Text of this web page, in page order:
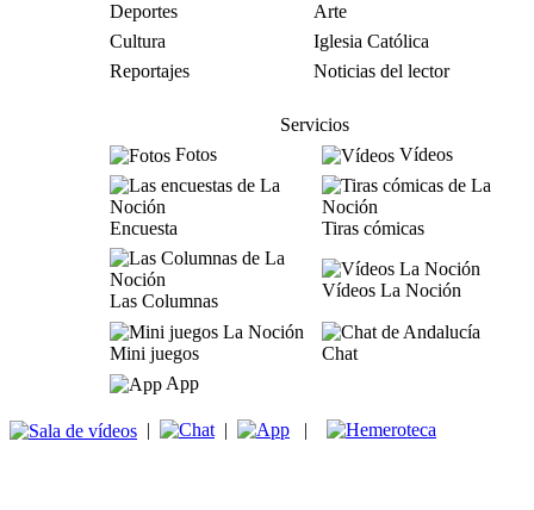
Deportes
Arte
Cultura
Iglesia Católica
Reportajes
Noticias del lector
Servicios
Fotos
Vídeos
Encuesta Tiras cómicas
Las Columnas
Vídeos La Noción
Mini juegos
Chat
App
| | |